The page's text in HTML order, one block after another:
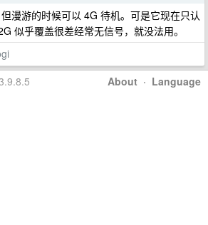
漫游的时候可以 4G 待机。可是它现在只认
似乎覆盖很差经常无信号，就没法用。
About · Language